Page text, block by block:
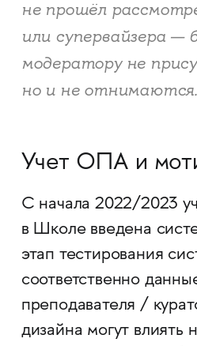
не прошёл
или супервайзера —
модератору не
но и не отнимаются.
Учет ОПА и
С начала 2022/2023
в Школе введена
этап тестирования
соответственно
преподавателя /
дизайна могут влиять